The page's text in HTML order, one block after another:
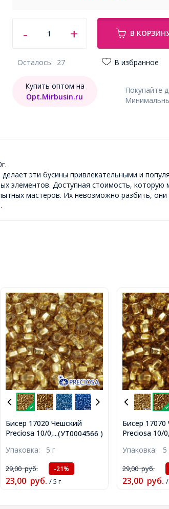
В
Осталось: 27 В избранное
Покупайте
Купить оптом на
Opt.Mirbusin.ru
эти бусины привлекательными и
элементов. Доступная стоимость,
мастеров. Их невозможно разбить,
...(УТ0004566 )
Бисер 17020 Чешский
Preciosa 10/0, Фасовка 5г,
полосой TSL, Золотой,
Круглый, (УТ0004566)
Упаковка: 5 г
29,00руб. -21%
23,00 руб. / 5 г
Бисер
Preciosa 10/
полосой
Круглый,
Упаковка: 5
29,00руб.
23,00 руб. /